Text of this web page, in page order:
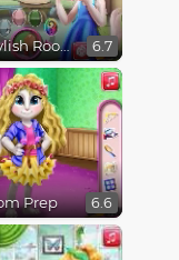
Mia's Stylish Room 6.7
Prep 6.6